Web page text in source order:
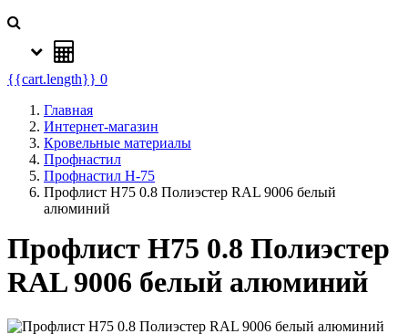
{{cart.length}} 0
Главная
Интернет-магазин
Кровельные материалы
Профнастил
Профнастил Н-75
Профлист Н75 0.8 Полиэстер RAL 9006 белый
алюминий
Профлист Н75 0.8 Полиэстер
RAL 9006 белый алюминий